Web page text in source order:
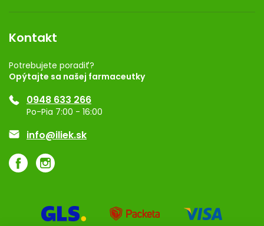
Dermocentrum
Rozhodnutie na prevádzku
Registrácia
Ponuka pre firmy
Značky
Kontakt
Potrebujete poradiť?
Opýtajte sa našej farmaceutky
0948 633 266
Po-Pia 7:00 - 16:00
info@iliek.sk